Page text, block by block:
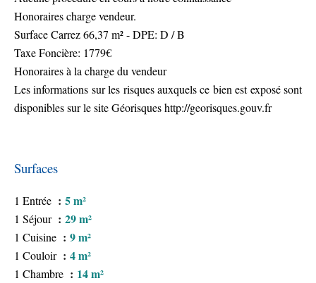
Honoraires charge vendeur.
Surface Carrez 66,37 m² - DPE: D / B
Taxe Foncière: 1779€
Honoraires à la charge du vendeur
Les informations sur les risques auxquels ce bien est exposé sont
disponibles sur le site Géorisques http://georisques.gouv.fr
Surfaces
1 Entrée 5 m²
1 Séjour 29 m²
1 Cuisine 9 m²
1 Couloir 4 m²
1 Chambre 14 m²